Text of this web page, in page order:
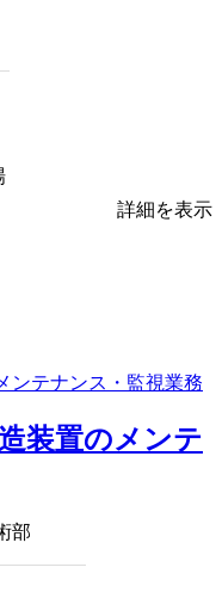
詳細を表示
装置のメンテ
部